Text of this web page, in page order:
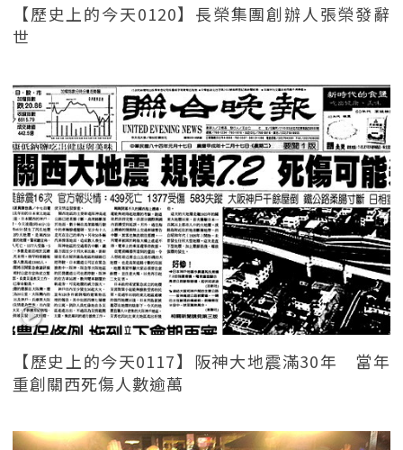
【歷史上的今天0120】長榮集團創辦人張榮發辭
世
【歷史上的今天0117】阪神大地震滿30年 當年
重創關西死傷人數逾萬